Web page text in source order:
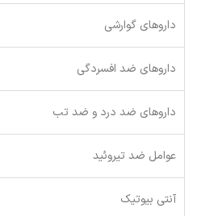
داروهای گوارشی
داروهای ضد افسردگی
داروهای ضد درد و ضد تب
عوامل ضد تیروئید
آنتی بیوتیک